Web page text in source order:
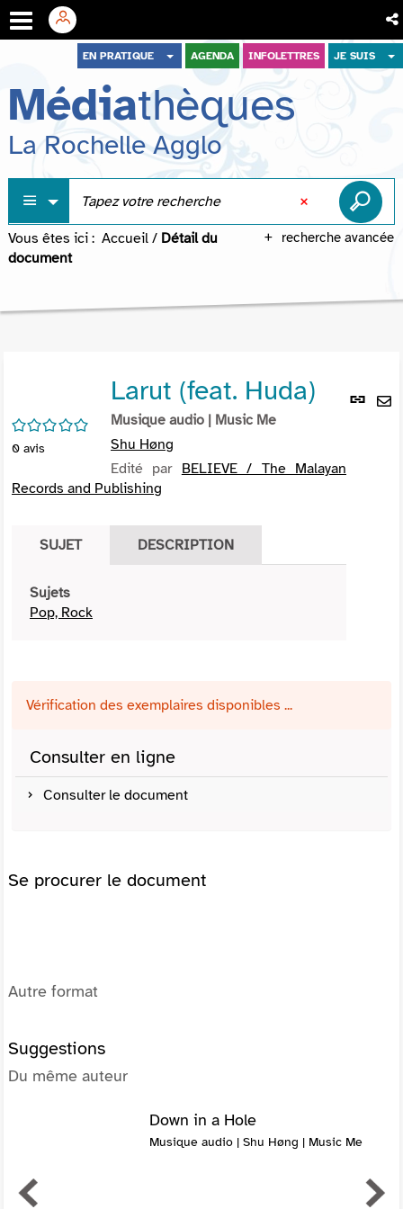
menu
contenu
recherche
EN PRATIQUE AGENDA INFOLETTRES JE SUIS
Médiathèques
La Rochelle Agglo
recherche avancée
Vous êtes ici : Accueil / Détail du
document
Lien
/5
0 avis
Larut (feat. Huda)
Musique audio | Music Me
Shu Høng
Edité par BELIEVE / The Malayan
Records and Publishing
SUJET DESCRIPTION
Sujets
Pop, Rock
Vérification des exemplaires disponibles ...
Consulter en ligne
Consulter le document
Se procurer le document
Autre format
Suggestions
Du même auteur
Down in a Hole
Musique audio | Shu Høng | Music Me